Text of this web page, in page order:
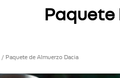
Paquete
/ Paquete de Almuerzo Dacia